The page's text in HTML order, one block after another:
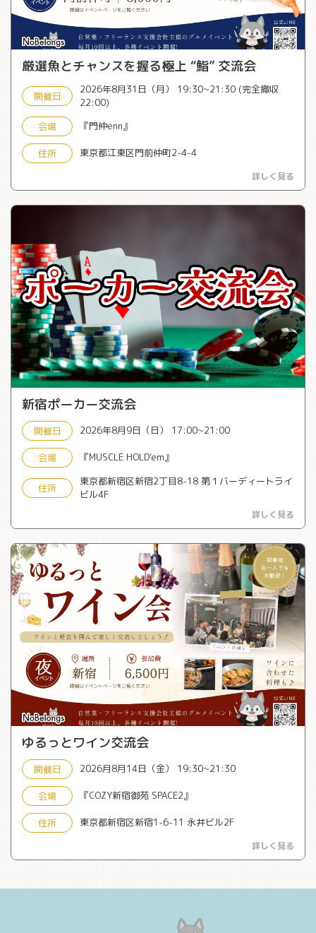
厳選魚とチャンスを握る極上 “鮨” 交流会
開催日
2026年8月31日（月） 19:30~21:30 (完全撤収
22:00)
会場
『門仲enn』
住所 東京都江東区門前仲町2-4-4
詳しく見る
新宿ポーカー交流会
開催日 2026年8月9日（日） 17:00~21:00
会場 『MUSCLE HOLD'em』
住所
東京都新宿区新宿2丁目8-18 第１バーディートライ
ビル4F
詳しく見る
ゆるっとワイン交流会
開催日 2026月8月14日（金） 19:30~21:30
会場 『COZY新宿御苑 SPACE2』
住所 東京都新宿区新宿1-6-11 永井ビル2F
詳しく見る